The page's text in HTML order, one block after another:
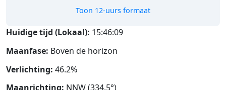
Toon 12-uurs formaat
Huidige tijd (Lokaal): 15:46:10
Maanfase: Boven de horizon
Verlichting: 46.2%
Maanrichting: NNW (334.5°)